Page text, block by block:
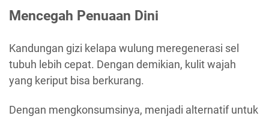
Mencegah Penuaan Dini
Kandungan gizi kelapa wulung meregenerasi sel
tubuh lebih cepat. Dengan demikian, kulit wajah
yang keriput bisa berkurang.
Dengan mengkonsumsinya, menjadi alternatif untuk